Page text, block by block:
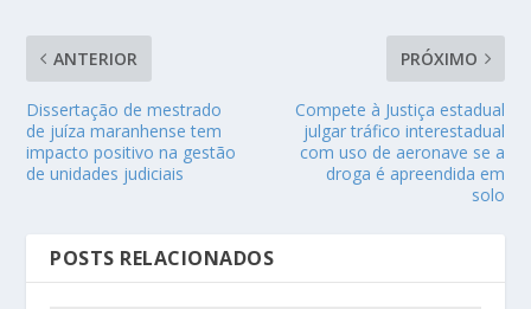
ANTERIOR
Dissertação de mestrado
de juíza maranhense tem
impacto positivo na gestão
de unidades judiciais
PRÓXIMO
Compete à Justiça estadual
julgar tráfico interestadual
com uso de aeronave se a
droga é apreendida em
solo
POSTS RELACIONADOS